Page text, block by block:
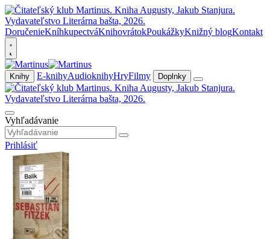
DoručenieKníhkupectváKnihovrátokPoukážkyKnižný blogKontakt
Knihy E-knihyAudioknihyHryFilmy Doplnky
Vyhľadávanie
Prihlásiť